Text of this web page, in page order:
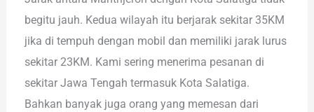
begitu jauh. Kedua wilayah itu berjarak sekitar 35KM
jika di tempuh dengan mobil dan memiliki jarak lurus
sekitar 23KM. Kami sering menerima pesanan di
sekitar Jawa Tengah termasuk Kota Salatiga.
Bahkan banyak juga orang yang memesan dari